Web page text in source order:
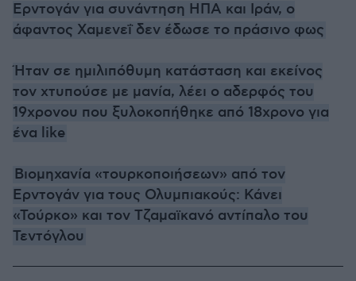
Ερντογάν για συνάντηση ΗΠΑ και Ιράν, ο
άφαντος Χαμενεΐ δεν έδωσε το πράσινο φως
Ήταν σε ημιλιπόθυμη κατάσταση και εκείνος
τον χτυπούσε με μανία, λέει ο αδερφός του
19χρονου που ξυλοκοπήθηκε από 18χρονο για
ένα like
Βιομηχανία «τουρκοποιήσεων» από τον
Ερντογάν για τους Ολυμπιακούς: Κάνει
«Τούρκο» και τον Τζαμαϊκανό αντίπαλο του
Τεντόγλου